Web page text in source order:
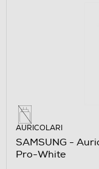
AURICOLARI
SAMSUNG -
Pro-White